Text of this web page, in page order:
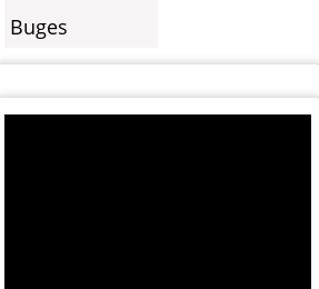
Buges